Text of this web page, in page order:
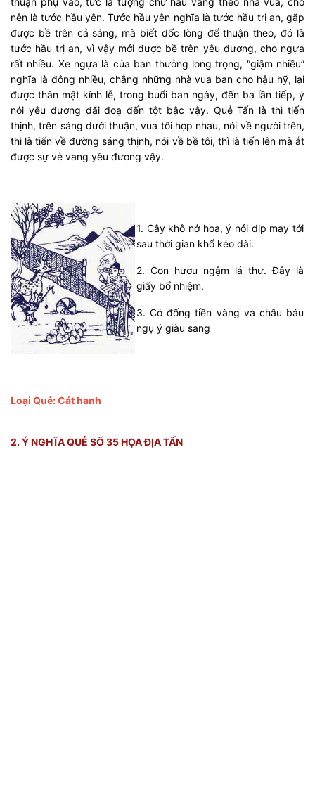
nên là tước hầu yên. Tước hầu yên nghĩa là tước hầu trị an, gặp
được bề trên cả sáng, mà biết dốc lòng để thuận theo, đó là
tước hầu trị an, vì vậy mới được bề trên yêu đương, cho ngựa
rất nhiều. Xe ngựa là của ban thưởng long trọng, “giậm nhiều”
nghĩa là đông nhiều, chẳng những nhà vua ban cho hậu hỹ, lại
được thân mật kính lễ, trong buổi ban ngày, đến ba lần tiếp, ý
nói yêu đương đãi đoạ đến tột bậc vậy. Quẻ Tấn là thì tiến
thịnh, trên sáng dưới thuận, vua tôi hợp nhau, nói về người trên,
thì là tiến về đường sáng thịnh, nói về bề tôi, thì là tiến lên mà ắt
được sự vẻ vang yêu đương vậy.
1. Cây khô nở hoa, ý nói dịp may tới
sau thời gian khổ kéo dài.
2. Con hươu ngậm lá thư. Đây là
giấy bổ nhiệm.
3. Có đống tiền vàng và châu báu
ngụ ý giàu sang
Loại Quẻ: Cát hanh
2. Ý NGHĨA QUẺ SỐ 35 HỌA ĐỊA TẤN